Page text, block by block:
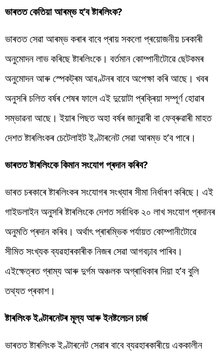
ভাৰততকেতিয়াআৰম্ভ হ’বষ্টাৰলিংক?
ভাৰততসেৱা আৰম্ভ কৰাৰবাবেপ্ৰায়সকলোপ্ৰয়োজনীয়চৰকাৰী
অনুমোদন লাভ কৰিছেষ্টাৰলিংকে। বৰ্তমান কোম্পানীটোৱেছেটকমৰ
অনুমোদন আৰুস্পেকট্ৰমআবণ্টনৰ বাবে অপেক্ষা কৰি আছে। খবৰ
অনুসৰি চলিতবৰ্ষৰ শেষৰ ফালে এইদুয়োটাপ্ৰক্ৰিয়াসম্পূৰ্ণ হোৱাৰ
সম্ভাৱনা আছে। ইয়াৰপিছত অহাবৰ্ষৰ জানুৱাৰী বা ফেব্ৰুৱাৰী মাহত
দেশতষ্টাৰলিংকৰচেটেলাইটইণ্টাৰনেট সেৱা আৰম্ভ হ’ব পাৰে।
ভাৰততষ্টাৰলিংকেকিমান সংযোগ প্ৰদান কৰিব?
ভাৰত চৰকাৰেষ্টাৰলিংকৰসংযোগৰ সংখ্যাৰ সীমা নিৰ্ধাৰণ কৰিছে। এই
গাইডলাইনঅনুসৰিষ্টাৰলিংকেদেশত সৰ্বাধিক ২০ লাখ সংযোগ প্ৰদানৰ
অনুমতি প্ৰদান কৰিব। অৰ্থাৎ প্ৰাৰম্ভিকপৰ্যায়তকোম্পানীটোৱে
সীমিত সংখ্যক ব্যৱহাৰকাৰীক নিজৰ সেৱাআগবঢ়াবপাৰিব ।
এইক্ষেত্ৰত গ্ৰাম্য আৰুদুৰ্গমঅঞ্চলক অগ্ৰাধিকাৰদিয়াহ’ববুলি
তথ্যতপ্ৰকাশ।
ষ্টাৰলিংকইণ্টাৰনেটৰ মূল্য আৰুইনষ্টলেচনচাৰ্জ
ভাৰততষ্টাৰলিংকইণ্টাৰনেট সেৱাৰ বাবেব্যৱহাৰকাৰীয়েএককালীন